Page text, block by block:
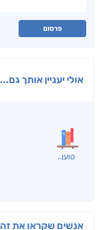
פרסום
אולי יעניין אותך גם...
בפנוכו